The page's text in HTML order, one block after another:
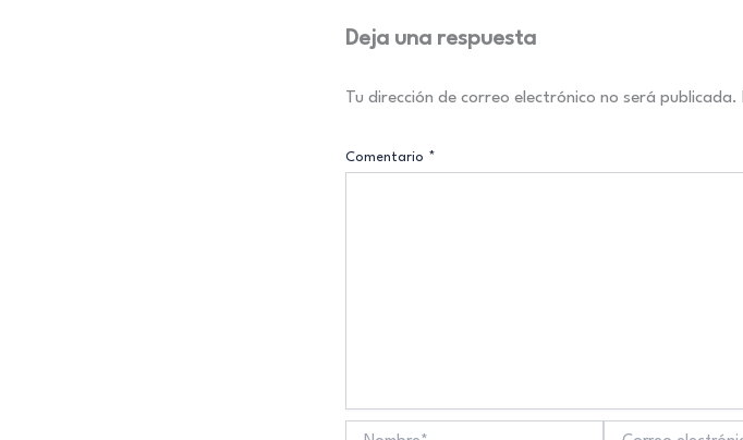
Deja una respuesta
Tu dirección de correo electrónico no será publicada.
Comentario *